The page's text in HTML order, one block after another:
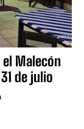
Malecón
de julio